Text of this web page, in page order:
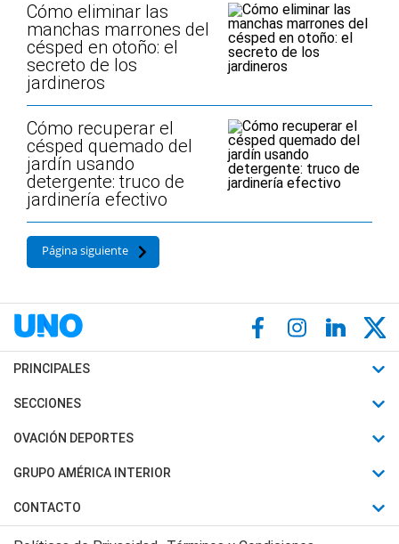
Cómo eliminar las
manchas marrones del
césped en otoño: el
secreto de los
jardineros
Cómo recuperar el
césped quemado del
jardín usando
detergente: truco de
jardinería efectivo
Página siguiente
PRINCIPALES
Últimas Noticias
Política
Judiciales
SECCIONES
Horóscopo
Motores
Trucos caseros
OVACIÓN DEPORTES
Fútbol
Mundial
Automovilismo
GRUPO AMÉRICA INTERIOR
Canal 7 en Vivo
CONTACTO